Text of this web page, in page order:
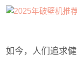
如今，人们追求